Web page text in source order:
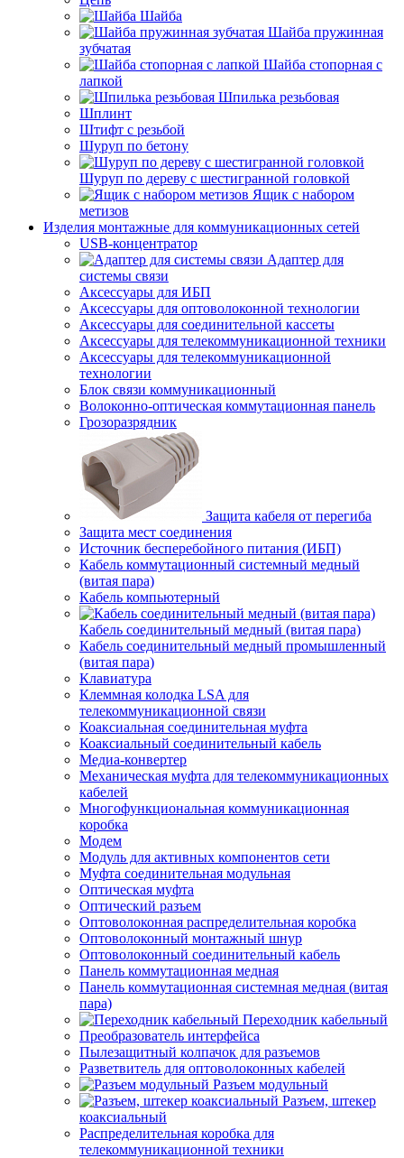
Шайба
Шайба пружинная
зубчатая
Шайба стопорная с
лапкой
Шпилька резьбовая
Шплинт
Штифт с резьбой
Шуруп по бетону
Шуруп по дереву с шестигранной головкой
Ящик с набором
метизов
Изделия монтажные для коммуникационных сетей
USB-концентратор
Адаптер для
системы связи
Аксессуары для ИБП
Аксессуары для оптоволоконной технологии
Аксессуары для соединительной кассеты
Аксессуары для телекоммуникационной техники
Аксессуары для телекоммуникационной
технологии
Блок связи коммуникационный
Волоконно-оптическая коммутационная панель
Грозоразрядник
Защита кабеля от перегиба
Защита мест соединения
Источник бесперебойного питания (ИБП)
Кабель коммутационный системный медный
(витая пара)
Кабель компьютерный
Кабель соединительный медный (витая пара)
Кабель соединительный медный промышленный
(витая пара)
Клавиатура
Клеммная колодка LSA для
телекоммуникационной связи
Коаксиальная соединительная муфта
Коаксиальный соединительный кабель
Медиа-конвертер
Механическая муфта для телекоммуникационных
кабелей
Многофункциональная коммуникационная
коробка
Модем
Модуль для активных компонентов сети
Муфта соединительная модульная
Оптическая муфта
Оптический разъем
Оптоволоконная распределительная коробка
Оптоволоконный монтажный шнур
Оптоволоконный соединительный кабель
Панель коммутационная медная
Панель коммутационная системная медная (витая
пара)
Переходник кабельный
Преобразователь интерфейса
Пылезащитный колпачок для разъемов
Разветвитель для оптоволоконных кабелей
Разъем модульный
Разъем, штекер
коаксиальный
Распределительная коробка для
телекоммуникационной техники